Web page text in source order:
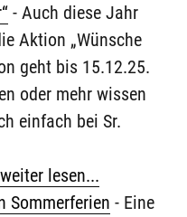
- Auch diese Jahr
Aktion „Wünsche
geht bis 15.12.25.
oder mehr wissen
einfach bei Sr.
weiter lesen...
Sommerferien - Eine